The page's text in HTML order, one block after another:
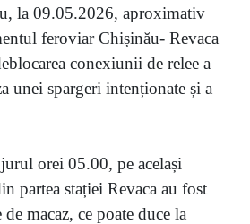
la 09.05.2026, aproximativ
feroviar Chișinău- Revaca
conexiunii de relee a
unei spargeri intenționate și a
orei 05.00, pe același
partea stației Revaca au fost
macaz, ce poate duce la